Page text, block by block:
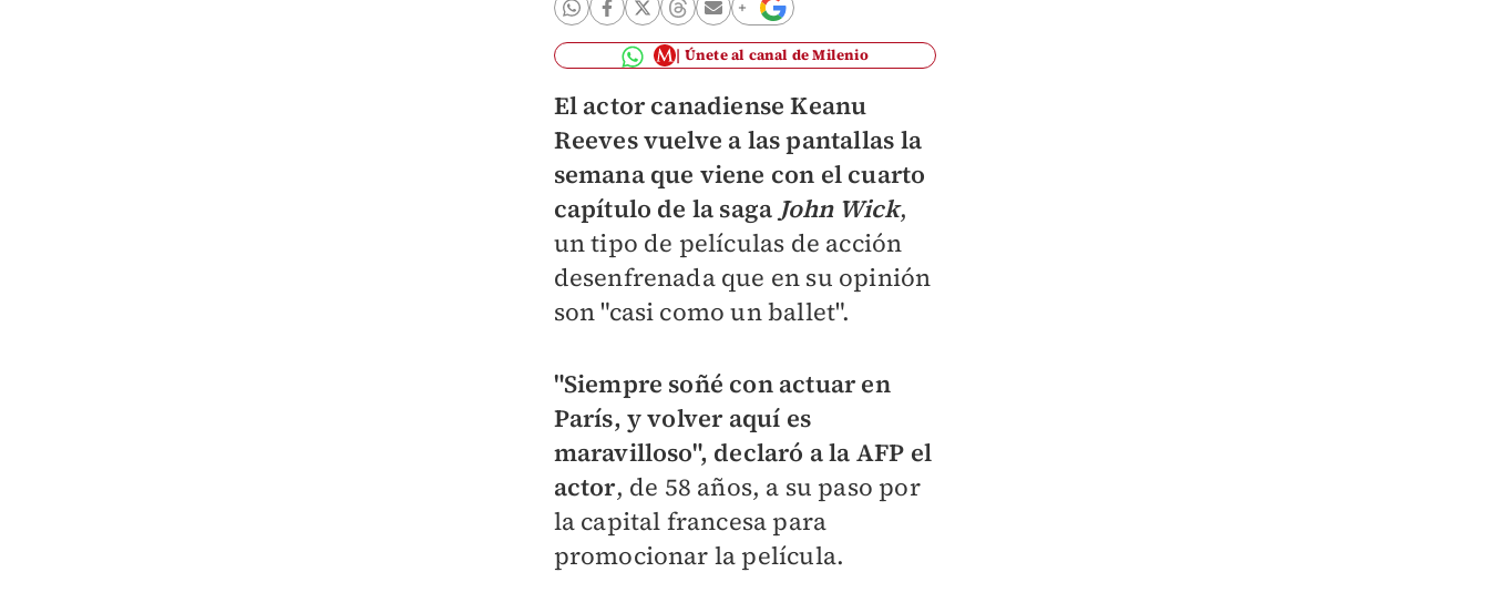
Únete al canal de Milenio
El actor canadiense Keanu
Reeves vuelve a las pantallas la
semana que viene con el cuarto
capítulo de la sagaJohn Wick,
un tipo de películas de acción
desenfrenada que en su opinión
son "casi como un ballet".
"Siempre soñé con actuar en
París, y volver aquí es
maravilloso", declaró a la AFP el
actor, de 58 años, a su paso por
la capital francesa para
promocionar la película.